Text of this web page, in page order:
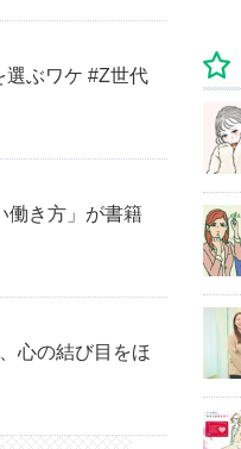
選ぶワケ #Z世代
働き方」が書籍
心の結び目をほ